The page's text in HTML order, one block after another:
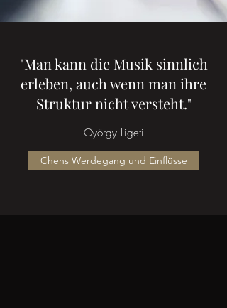
"Man kann die Musik sinnlich
erleben, auch wenn man ihre
Struktur nicht versteht."
György Ligeti
Chens Werdegang und Einflüsse